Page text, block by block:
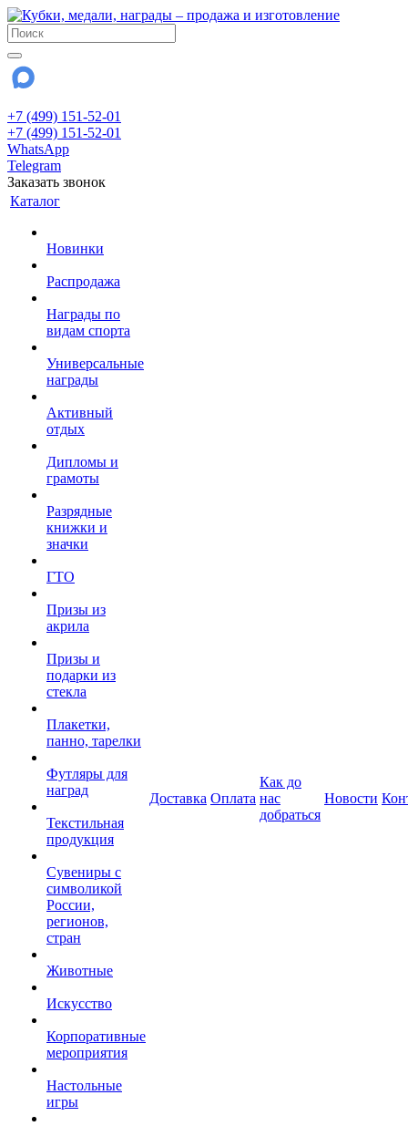
+7 (499) 151-52-01
+7 (499) 151-52-01
WhatsApp
Telegram
Заказать звонок
Каталог
Новинки
Распродажа
Награды по
видам спорта
Универсальные
награды
Активный
отдых
Дипломы и
грамоты
Разрядные
книжки и
значки
ГТО
Призы из
акрила
Призы и
подарки из
стекла
Плакетки,
панно, тарелки
Футляры для
наград
Текстильная
продукция
Сувениры с
символикой
России,
регионов,
стран
Животные
Искусство
Корпоративные
мероприятия
Настольные
игры
Доставка Оплата
Как до
нас
добраться
Новости